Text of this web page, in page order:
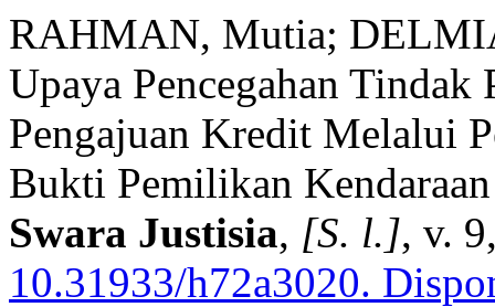
RAHMAN, Mutia;
Upaya Pencegahan Tindak
Pengajuan Kredit Melalui
Bukti Pemilikan
Swara Justisia, [S. l.], v.
10.31933/h72a3020.